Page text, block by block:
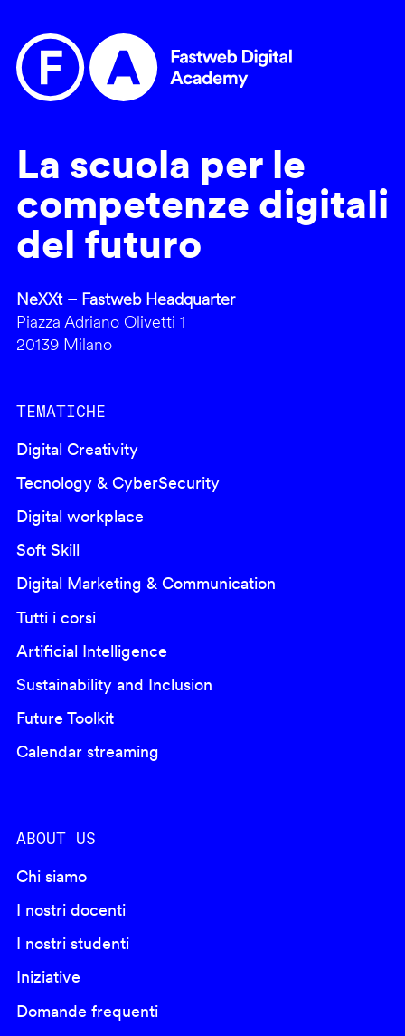
La scuola per le
competenze digitali
del futuro
NeXXt – Fastweb Headquarter
Piazza Adriano Olivetti 1
20139 Milano
TEMATICHE
Digital Creativity
Tecnology & CyberSecurity
Digital workplace
Soft Skill
Digital Marketing & Communication
Tutti i corsi
Artificial Intelligence
Sustainability and Inclusion
Future Toolkit
Calendar streaming
ABOUT US
Chi siamo
I nostri docenti
I nostri studenti
Iniziative
Domande frequenti